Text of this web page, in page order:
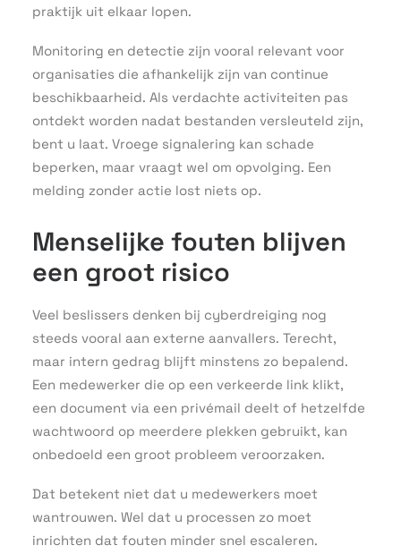
praktijk uit elkaar lopen.
Monitoring en detectie zijn vooral relevant voor
organisaties die afhankelijk zijn van continue
beschikbaarheid. Als verdachte activiteiten pas
ontdekt worden nadat bestanden versleuteld zijn,
bent u laat. Vroege signalering kan schade
beperken, maar vraagt wel om opvolging. Een
melding zonder actie lost niets op.
Menselijke fouten blijven
een groot risico
Veel beslissers denken bij cyberdreiging nog
steeds vooral aan externe aanvallers. Terecht,
maar intern gedrag blijft minstens zo bepalend.
Een medewerker die op een verkeerde link klikt,
een document via een privémail deelt of hetzelfde
wachtwoord op meerdere plekken gebruikt, kan
onbedoeld een groot probleem veroorzaken.
Dat betekent niet dat u medewerkers moet
wantrouwen. Wel dat u processen zo moet
inrichten dat fouten minder snel escaleren.